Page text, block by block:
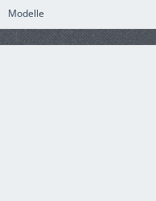
Modelle